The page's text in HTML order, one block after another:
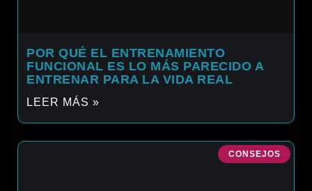
POR QUÉ EL ENTRENAMIENTO
FUNCIONAL ES LO MÁS PARECIDO A
ENTRENAR PARA LA VIDA REAL
LEER MÁS »
CONSEJOS